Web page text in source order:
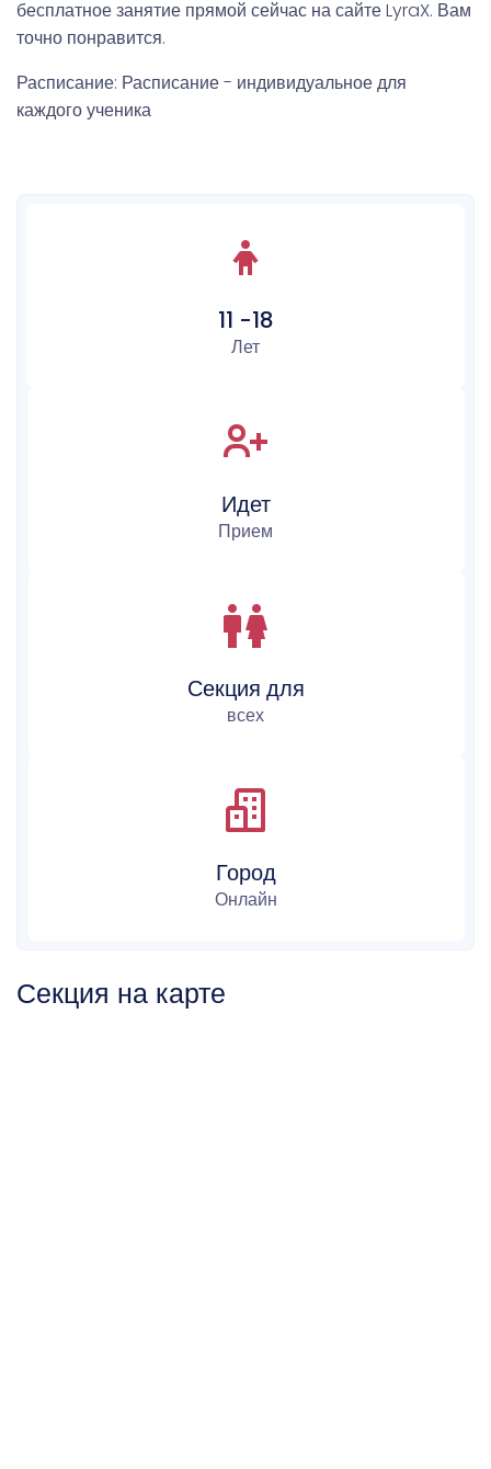
бесплатное занятие прямой сейчас на сайте LyraX. Вам
точно понравится.
Расписание: Расписание - индивидуальное для
каждого ученика
11 -18
Лет
Идет
Прием
Секция для
всех
Город
Онлайн
Секция на карте